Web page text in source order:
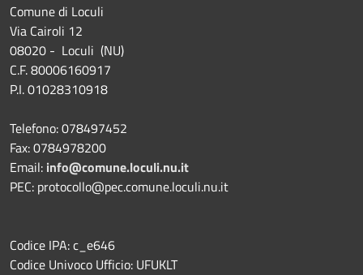
Comune di Loculi
Via Cairoli 12
08020 - Loculi (NU)
C.F. 80006160917
P.I. 01028310918
Telefono: 078497452
Fax: 0784978200
Email: info@comune.loculi.nu.it
PEC: protocollo@pec.comune.loculi.nu.it
Codice IPA: c_e646
Codice Univoco Ufficio: UFUKLT